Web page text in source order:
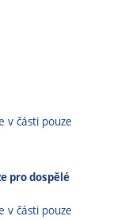
v části pouze
pro dospělé
v části pouze